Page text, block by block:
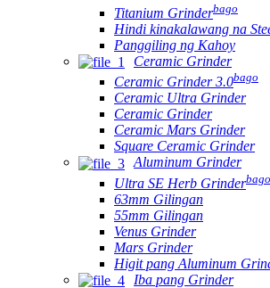
Titanium Grinderbago
Hindi kinakalawang na
Panggiling ng Kahoy
Ceramic Grinder
Ceramic Grinder 3.0bago
Ceramic Ultra Grinder
Ceramic Grinder
Ceramic Mars Grinder
Square Ceramic Grinder
Aluminum Grinder
Ultra SE Herb Grinderbago
63mm Gilingan
55mm Gilingan
Venus Grinder
Mars Grinder
Higit pang Aluminum
Iba pang Grinder